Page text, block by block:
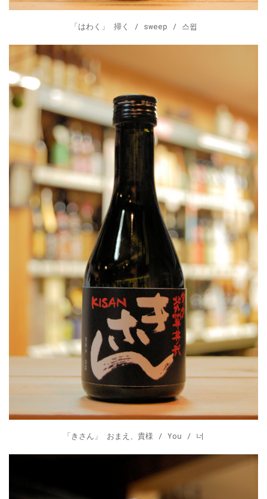
「はわく」 掃く / sweep / 스윕
「きさん」 おまえ、貴様 / You / 너